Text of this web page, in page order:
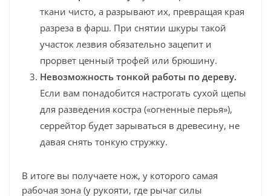
ткани чисто, а разрывают их, превращая края
разреза в фарш. При снятии шкуры такой
участок лезвия обязательно зацепит и
прорвет ценный трофей или брюшину.
Невозможность тонкой работы по дереву.
Если вам понадобится настрогать сухой щепы
для разведения костра («огненные перья»),
серрейтор будет зарываться в древесину, не
давая снять тонкую стружку.
В итоге вы получаете нож, у которого самая
рабочая зона (у рукояти, где рычаг силы